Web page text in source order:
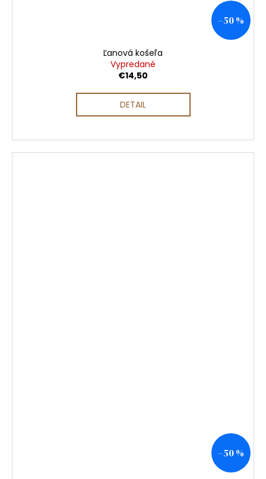
–50 %
Ľanová košeľa
Vypredané
€14,50
DETAIL
–50 %